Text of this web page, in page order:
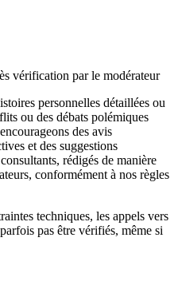
vérification par le modérateur
personnelles détaillées ou
ou des débats polémiques
des avis
et des suggestions
rédigés de manière
conformément à nos règles
techniques, les appels vers
pas être vérifiés, même si